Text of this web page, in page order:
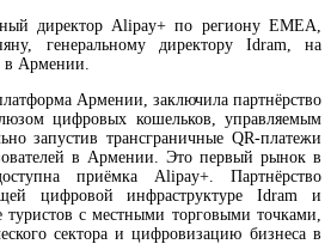
Армении в этом году сократился на две трети
директор Alipay+ по региону EMEA,
генеральному директору Idram, на
в Армении.
Армении, заключила партнёрство
цифровых кошельков, управляемым
запустив трансграничные QR-платежи
в Армении. Это первый рынок в
приёмка Alipay+. Партнёрство
цифровой инфраструктуре Idram и
туристов с местными торговыми точками,
сектора и цифровизацию бизнеса в